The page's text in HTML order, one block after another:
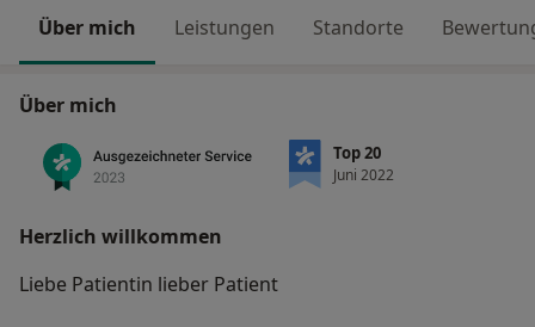
Über mich Leistungen Standorte
Über mich
Top 20
Juni 2022
Herzlich willkommen
Liebe Patientin lieber Patient